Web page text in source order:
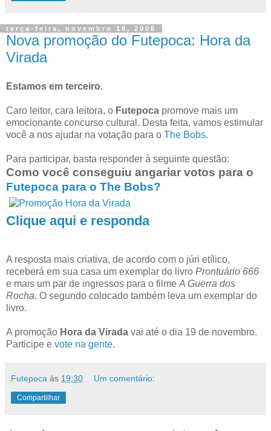
terça-feira, novembro 18, 2008
Nova promoção do Futepoca: Hora da
Virada
Estamos em terceiro.
Caro leitor, cara leitora, o Futepoca promove mais um
emocionante concurso cultural. Desta feita, vamos estimular
você a nos ajudar na votação para o The Bobs.
Para participar, basta responder à seguinte questão:
Como você conseguiu angariar votos para o
Futepoca para o The Bobs?
Clique aqui e responda
A resposta mais criativa, de acordo com o júri etílico,
receberá em sua casa um exemplar do livro Prontuário 666
e mais um par de ingressos para o filme A Guerra dos
Rocha. O segundo colocado também leva um exemplar do
livro.
A promoção Hora da Virada vai até o dia 19 de novembro.
Participe e vote na gente.
Futepoca às 19:30 Um comentário:
Compartilhar